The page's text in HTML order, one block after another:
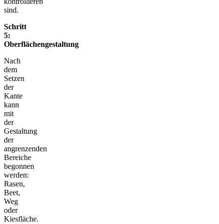
sind.
Schritt
5:
Oberflächengestaltung
Nach
dem
Setzen
der
Kante
kann
mit
der
Gestaltung
der
angrenzenden
Bereiche
begonnen
werden:
Rasen,
Beet,
Weg
oder
Kiesfläche.